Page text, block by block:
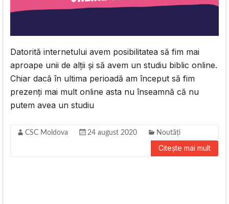
Datorită internetului avem posibilitatea să fim mai
aproape unii de alții și să avem un studiu biblic online.
Chiar dacă în ultima perioadă am început să fim
prezenți mai mult online asta nu înseamnă că nu
putem avea un studiu
CSC Moldova 24 august 2020 Noutăți
Citește mai mult